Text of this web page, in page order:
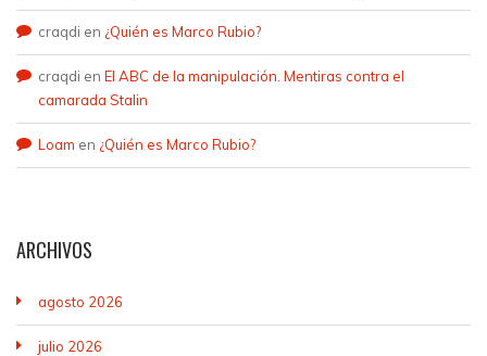
craqdi en ¿Quién es Marco Rubio?
craqdi en El ABC de la manipulación. Mentiras contra el
camarada Stalin
Loam en ¿Quién es Marco Rubio?
ARCHIVOS
agosto 2026
julio 2026